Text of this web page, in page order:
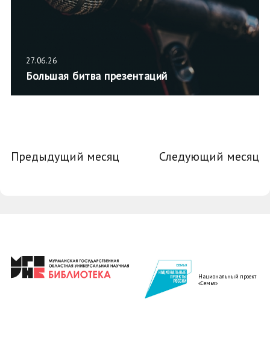
27.06.26
Большая битва презентаций
Предыдущий месяц Следующий месяц
Национальный проект
«Семья»